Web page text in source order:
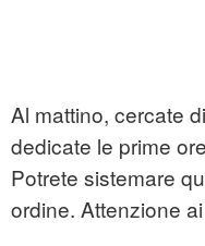
Al mattino, cercate
dedicate le prime
Potrete sistemare
ordine. Attenzione